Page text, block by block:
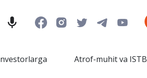
Atrof-muhit va ISTB